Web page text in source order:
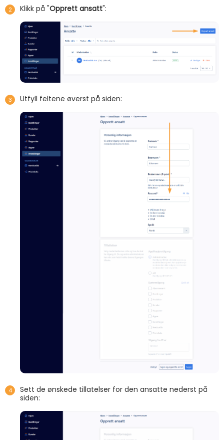
Klikk på "Opprett ansatt":
Utfyll feltene øverst på siden:
Sett de ønskede tillatelser for den ansatte nederst på
siden: